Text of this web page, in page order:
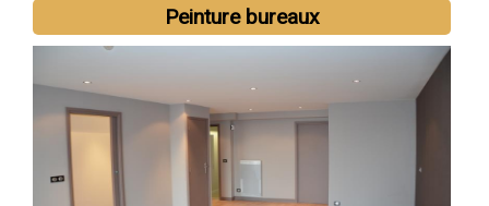
Peinture bureaux